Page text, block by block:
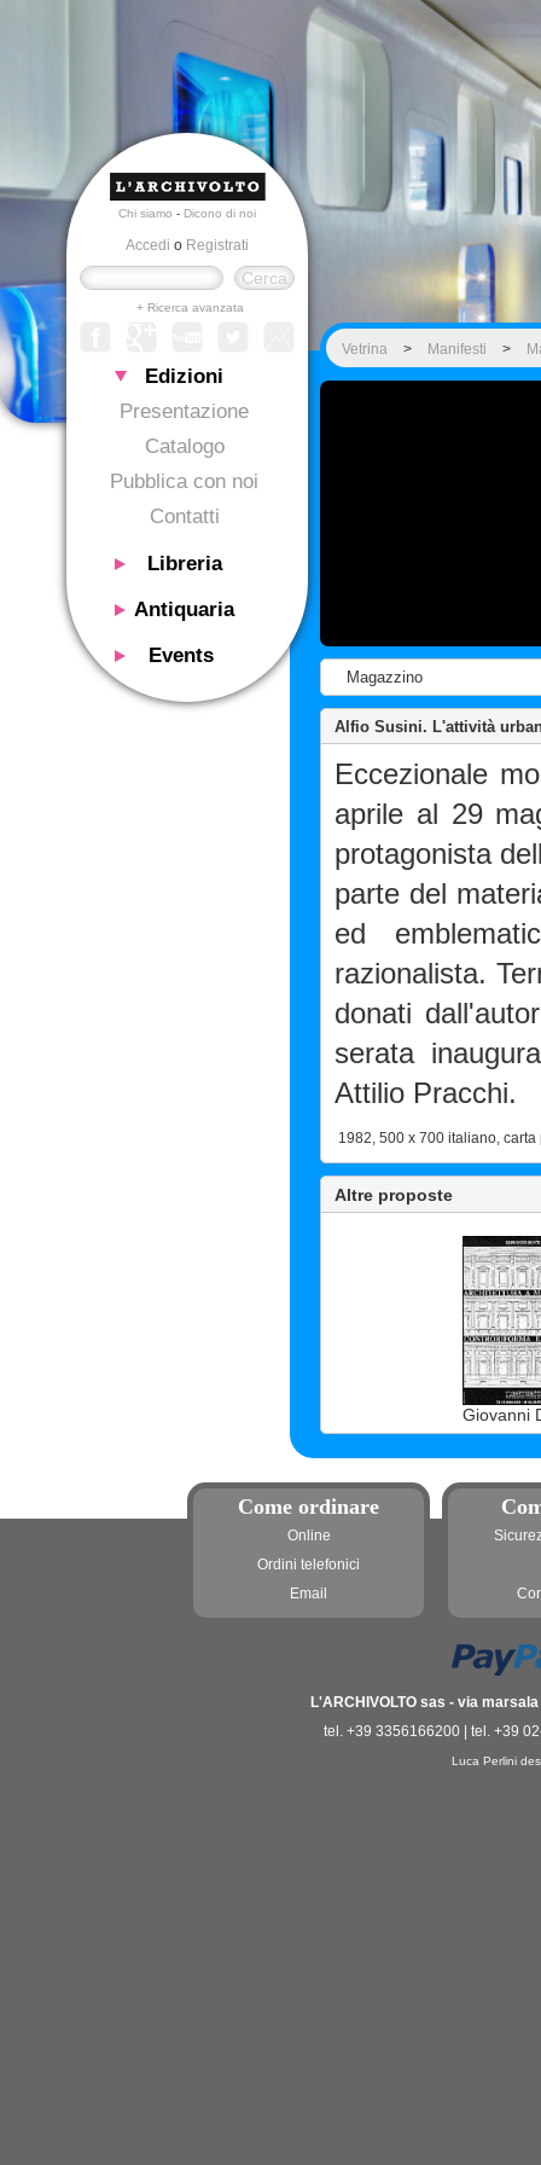
Chi siamo - Dicono di noi
Accedi o Registrati
+ Ricerca avanzata
Edizioni
Presentazione
Catalogo
Pubblica con noi
Contatti
Libreria
Presentazione
Servizi
Riviste
Antiquaria
Presentazione
Si acquistano
Events
Presentazione
Vetrina > Manifesti >
Magazzino
Alfio Susini. L'attività
Eccezionale
aprile al 29
protagonista
parte del
ed
razionalista.
donati
serata
Attilio Pracchi.
1982, 500 x 700 italiano,
Altre proposte
Giovanni
Come ordinare
Online
Ordini telefonici
Email
L'ARCHIVOLTO sas - via
tel. +39 3356166200 | tel. +39
Luca Perlini